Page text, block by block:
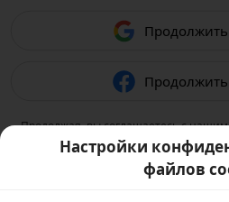
Продолжить
Продолжить
Продолжая, вы соглашаетесь с
и подтверждаете, что
Настройки
файлов